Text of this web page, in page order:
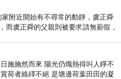
附近開始有不尋常的動靜，虞正舜
而虞正舜的父親則被要求請無薪假，
施施然而來 陽光仍熾熱得叫人睜不
荷者絡繹不絕 是塘邊荷葉田田的凝